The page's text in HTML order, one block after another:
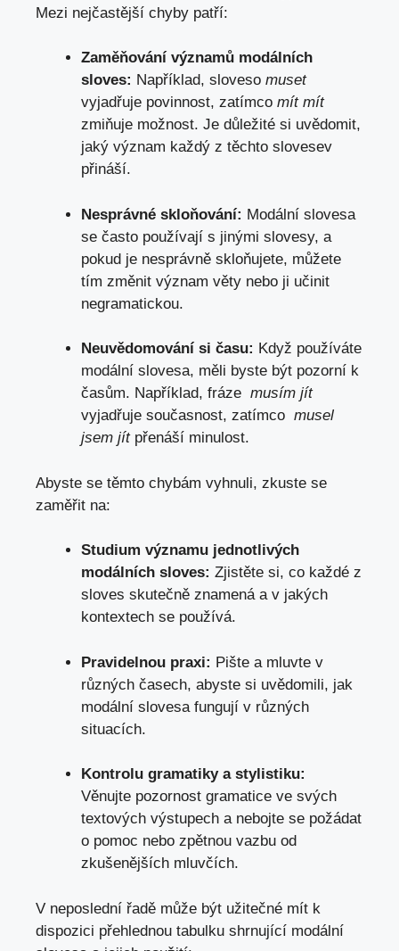
Mezi‌ nejčastější chyby⁣ patří:
Zaměňování významů modálních
sloves: Například,​ sloveso⁤ muset
vyjadřuje povinnost, zatímco⁢ mít mít
zmiňuje‌ možnost. Je důležité si uvědomit,
⁤jaký význam⁣ každý z ​těchto‍ slovesev
přináší.
Nesprávné skloňování: ​Modální ⁢slovesa
se často používají s jinými slovesy, a
pokud ‍je nesprávně skloňujete,​ můžete
‍tím změnit⁢ význam věty nebo ji učinit
⁣negramatickou.
Neuvědomování si času: Když ‍používáte
modální slovesa, ⁣měli⁣ byste být pozorní ⁢k
‍časům. Například,⁢ fráze ⁢ musím ⁣jít​
vyjadřuje současnost, ⁢zatímco ⁣ musel
jsem jítpřenáší minulost.
Abyste se ​těmto⁣ chybám vyhnuli, zkuste ⁢se
zaměřit ⁢na:
Studium významu jednotlivých​
modálních sloves: Zjistěte si, co každé z
sloves​ skutečně znamená‌ a v⁣ jakých
kontextech se používá.
Pravidelnou praxi: Pište a mluvte v
různých časech,‍ abyste si uvědomili, jak​
modální slovesa fungují⁤ v různých​
situacích.
Kontrolu gramatiky a stylistiku:
Věnujte pozornost ‌gramatice ve svých
textových⁤ výstupech ⁢a nebojte se požádat
‌o​ pomoc nebo zpětnou ‍vazbu od​
zkušenějších mluvčích.
V neposlední řadě může ⁢být užitečné mít k
dispozici přehlednou tabulku shrnující modální‌